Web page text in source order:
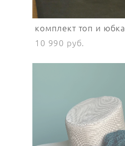
комплект топ и юбка
10 990 pуб.